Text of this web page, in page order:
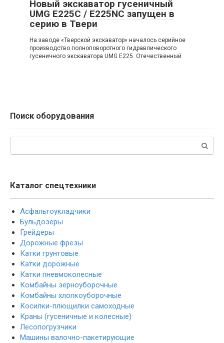
Новый экскаватор гусеничный
UMG E225C / E225NC запущен в
серию в Твери
На заводе «Тверской экскаватор» началось серийное
производство полноповоротного гидравлического
гусеничного экскаватора UMG E225. Отечественный
Поиск оборудования
Каталог спецтехники
Асфальтоукладчики
Бульдозеры
Грейдеры
Дорожные фрезы
Катки грунтовые
Катки дорожные
Катки пневмоколесные
Комбайны зерноуборочные
Комбайны хлопкоуборочные
Косилки-плющилки самоходные
Краны (гусеничные и колесные)
Лесопогрузчики
Машины валочно-пакетирующие